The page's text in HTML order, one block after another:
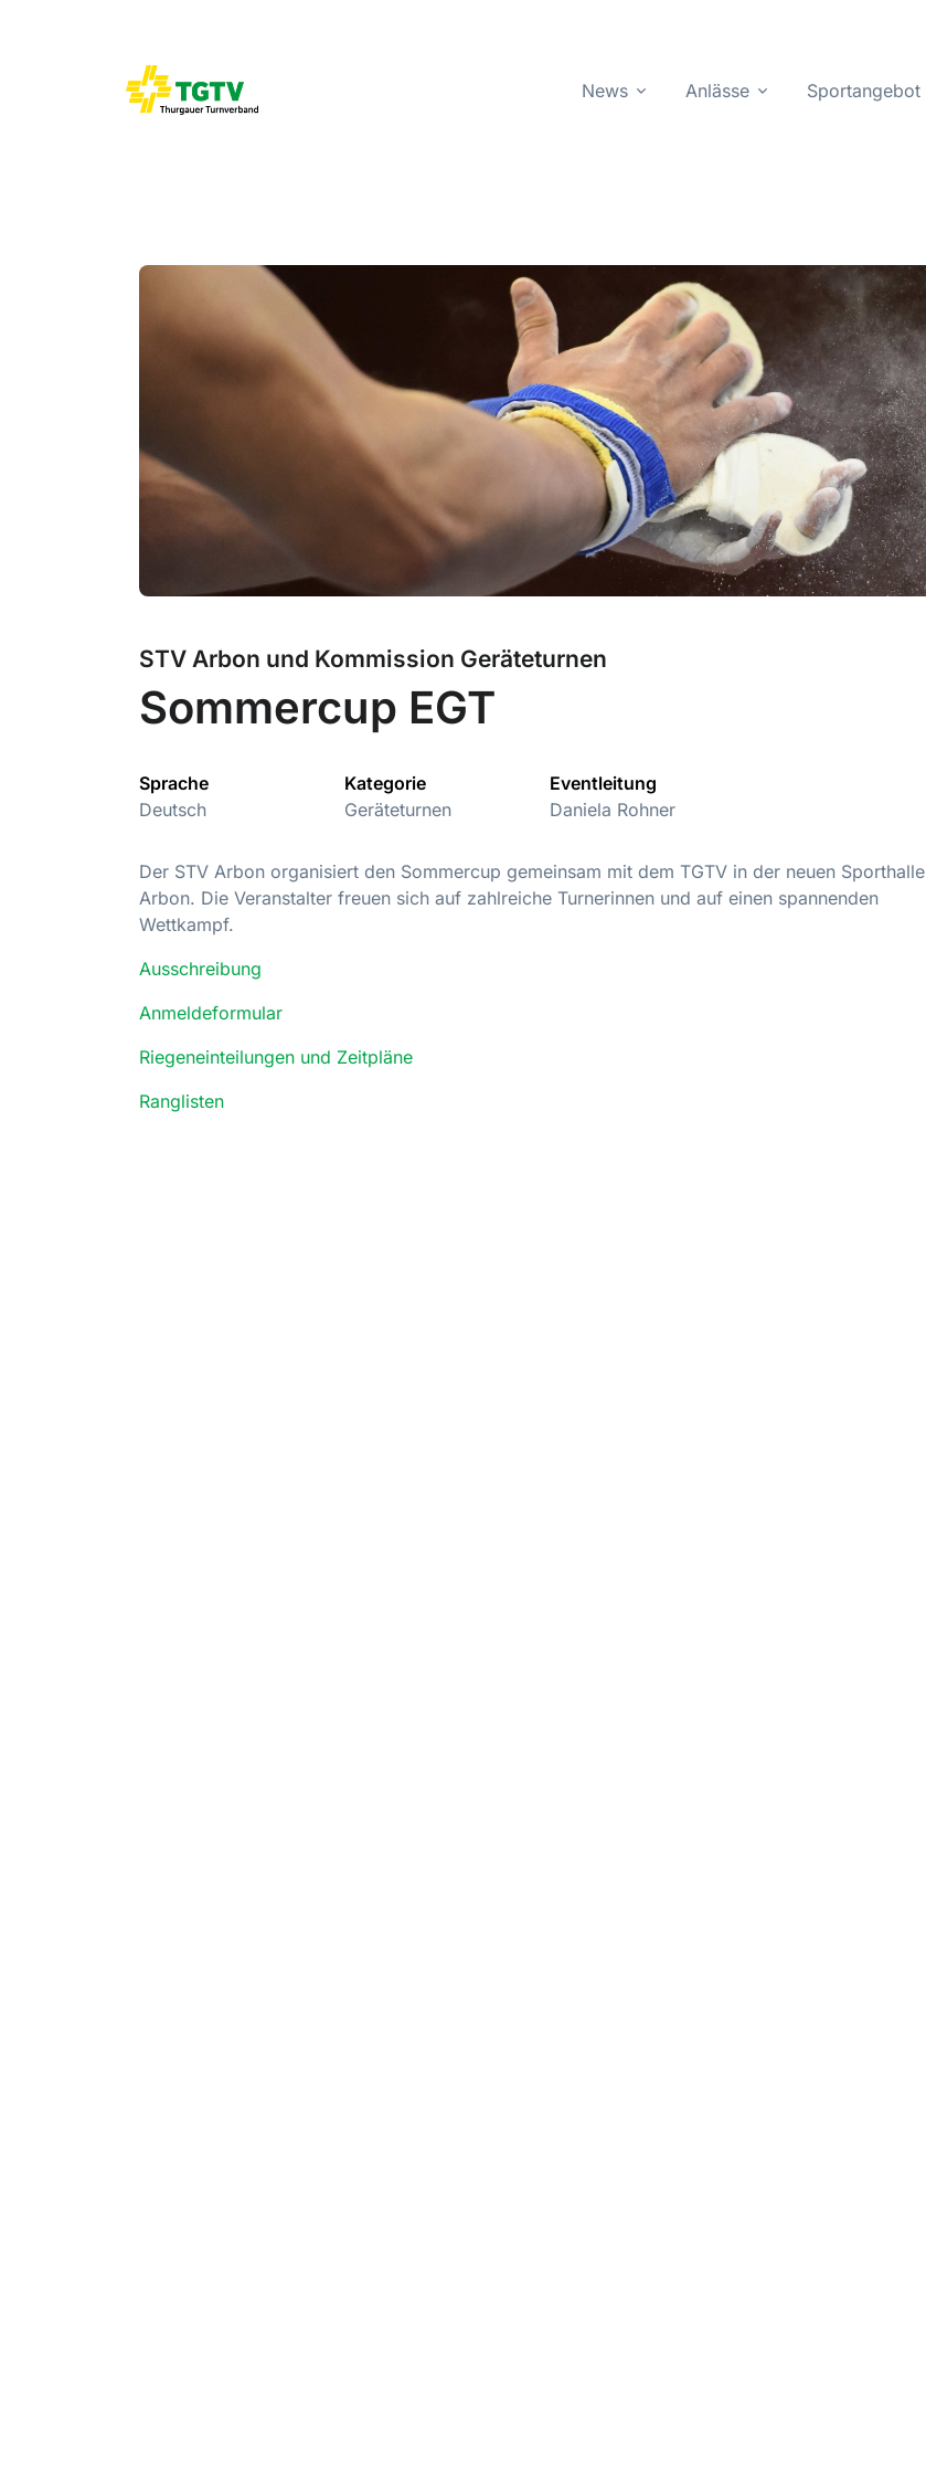
News Anlässe Sportangebot
STV Arbon und Kommission Geräteturnen
Sommercup EGT
Sprache
Deutsch
Kategorie
Geräteturnen
Eventleitung
Daniela Rohner
Der STV Arbon organisiert den Sommercup gemeinsam mit dem TGTV in der neuen Sporthalle
Arbon. Die Veranstalter freuen sich auf zahlreiche Turnerinnen und auf einen spannenden
Wettkampf.
Ausschreibung
Anmeldeformular
Riegeneinteilungen und Zeitpläne
Ranglisten